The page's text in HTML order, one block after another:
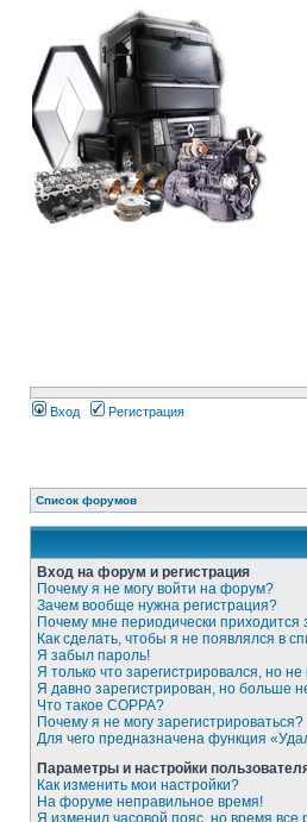
Вход Регистрация
Список форумов
Вход на форум и регистрация
Почему я не могу войти на форум?
Зачем вообще нужна регистрация?
Почему мне периодически приходится
Как сделать, чтобы я не появлялся в
Я забыл пароль!
Я только что зарегистрировался, но не
Я давно зарегистрирован, но больше
Что такое COPPA?
Почему я не могу зарегистрироваться?
Для чего предназначена функция
Параметры и настройки
Как изменить мои настройки?
На форуме неправильное время!
Я изменил часовой пояс, но время все